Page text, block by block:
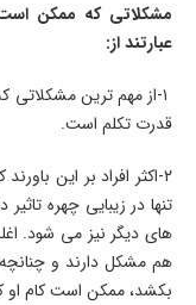
مشکلاتی که ممکن است
عبارتند از:
۱-از مهم ترین مشکلاتی
قدرت تکلم است.
۲-اکثر افراد بر این
تنها در زیبایی چهره
های دیگر نیز می شود.
هم مشکل دارند و
بکشد، ممکن است کام